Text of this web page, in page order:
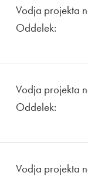
Vodja projekta
Oddelek:
Vodja projekta
Oddelek:
Vodja projekta